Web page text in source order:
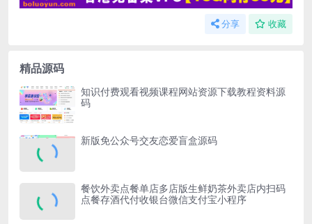
分享 收藏
精品源码
知识付费观看视频课程网站资源下载教程资料源
码
新版免公众号交友恋爱盲盒源码
餐饮外卖点餐单店多店版生鲜奶茶外卖店内扫码
点餐存酒代付收银台微信支付宝小程序